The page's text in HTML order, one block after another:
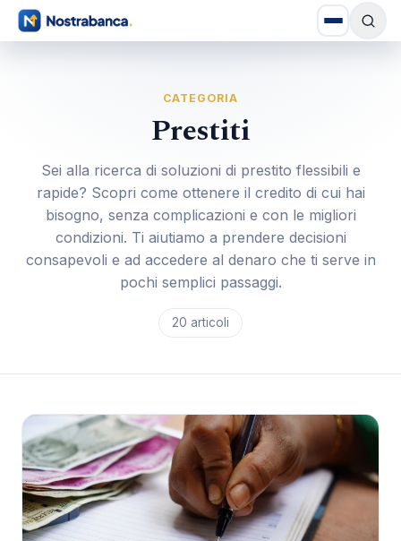
CATEGORIA
Prestiti
Sei alla ricerca di soluzioni di prestito flessibili e
rapide? Scopri come ottenere il credito di cui hai
bisogno, senza complicazioni e con le migliori
condizioni. Ti aiutiamo a prendere decisioni
consapevoli e ad accedere al denaro che ti serve in
pochi semplici passaggi.
20 articoli